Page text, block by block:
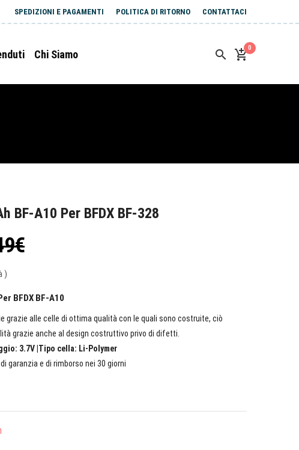
SPEDIZIONI E PAGAMENTI POLITICA DI RITORNO CONTATTACI
Chi Siamo
0
BF-A10 Per BFDX BF-328
)
BFDX BF-A10
grazie alle celle di ottima qualità con le quali sono costruite, ciò
grazie anche al design costruttivo privo di difetti.
3.7V |Tipo cella: Li-Polymer
garanzia e di rimborso nei 30 giorni